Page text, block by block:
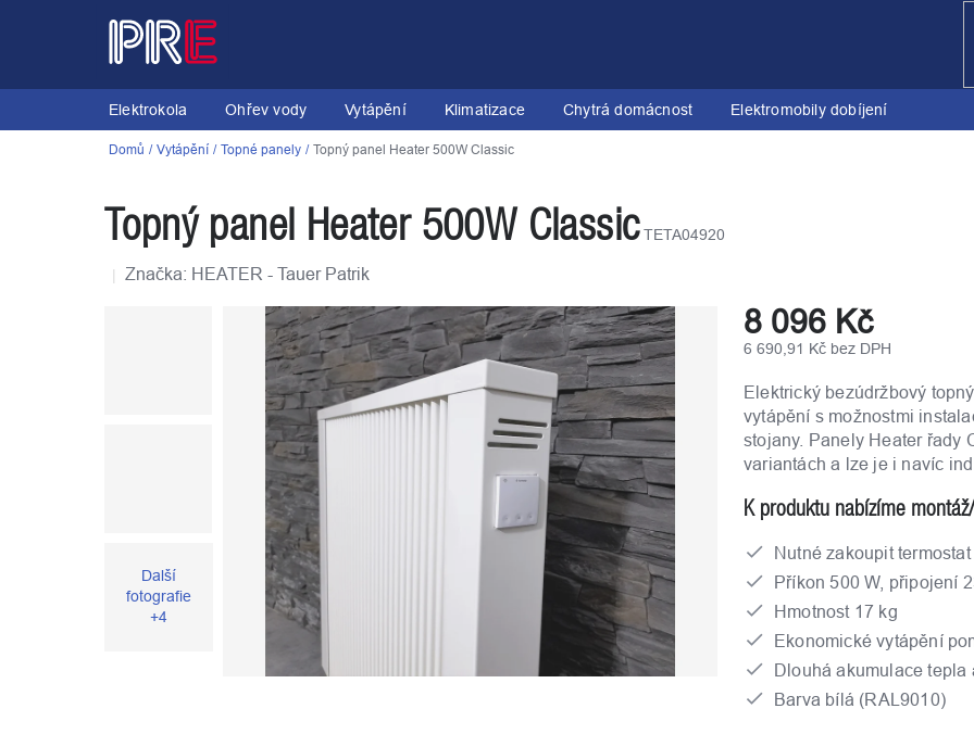
Elektrokola Ohřev vody Vytápění Klimatizace Chytrá domácnost Elektromobily dobíjení
Domů Vytápění Topné panely Topný panel Heater 500W Classic
Topný panel Heater 500W Classic TETA04920
Značka: HEATER - Tauer Patrik
Další
fotografie
+4
8 096 Kč
6 690,91 Kč bez DPH
cena:
Elektrický bezúdržbový
vytápění s možnostmi
stojany. Panely Heater řady
variantách a lze je i navíc
K produktu nabízíme
Nutné zakoupit
Příkon 500 W, připojení
Hmotnost 17 kg
Ekonomické vytápění
Dlouhá akumulace tepla
Barva bílá (RAL9010)